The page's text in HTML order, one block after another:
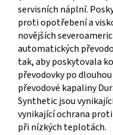
servisních náplní.
proti opotřebení a
novějších
automatických
tak, aby poskytovala
převodovky po
převodové kapaliny
Synthetic jsou
vynikající ochrana
při nízkých teplotách.